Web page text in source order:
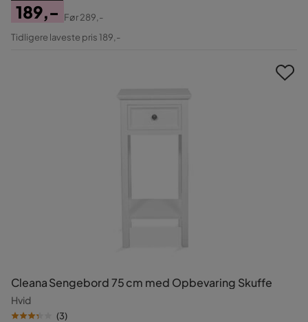
Pris
189,-
Original
Før289,-
Tidligere laveste pris 189,-
Cleana Sengebord 75 cm med Opbevaring Skuffe
Hvid
(3)